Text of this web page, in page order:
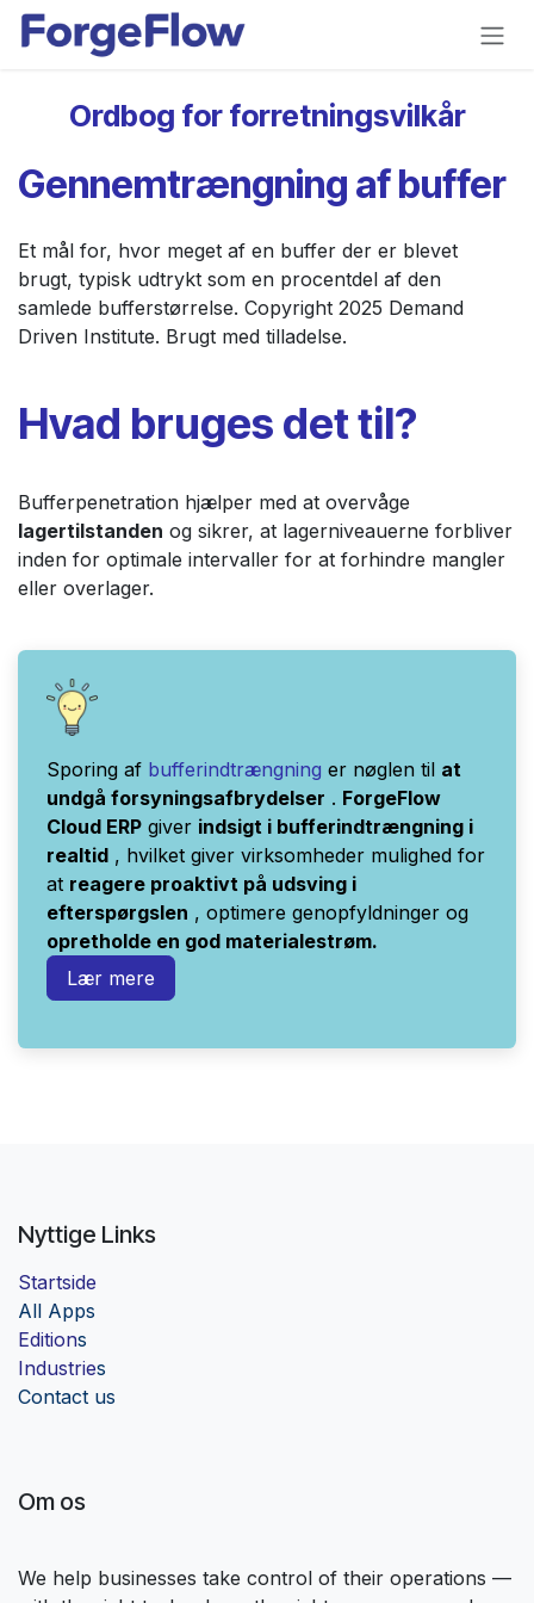
Gå til indhold
Ordbog for forretningsvilkår
Gennemtrængning af buffer
Et mål for, hvor meget af en buffer der er blevet
brugt, typisk udtrykt som en procentdel af den
samlede bufferstørrelse. Copyright 2025 Demand
Driven Institute. Brugt med tilladelse.
Hvad bruges det til?
Bufferpenetration hjælper med at overvåge
lagertilstanden og sikrer, at lagerniveauerne forbliver
inden for optimale intervaller for at forhindre mangler
eller overlager.
Sporing af bufferindtrængning er nøglen til at
undgå forsyningsafbrydelser . ForgeFlow
Cloud ERP giver indsigt i bufferindtrængning i
realtid , hvilket giver virksomheder mulighed for
at reagere proaktivt på udsving i
efterspørgslen , optimere genopfyldninger og
opretholde en god materialestrøm.
Lær mere
Nyttige Links
Startside
All Apps
Editions
Industries
Contact us
Om os
We help businesses take control of their operations —